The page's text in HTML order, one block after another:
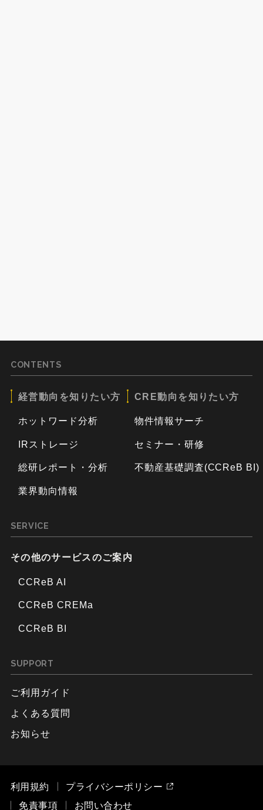
CONTENTS
経営動向を知りたい方
ホットワード分析
IRストレージ
総研レポート・分析
業界動向情報
CRE動向を知りたい方
物件情報サーチ
セミナー・研修
不動産基礎調査(CCReB BI)
SERVICE
その他のサービスのご案内
CCReB AI
CCReB CREMa
CCReB BI
SUPPORT
ご利用ガイド
よくある質問
お知らせ
利用規約
プライバシーポリシー
免責事項
お問い合わせ